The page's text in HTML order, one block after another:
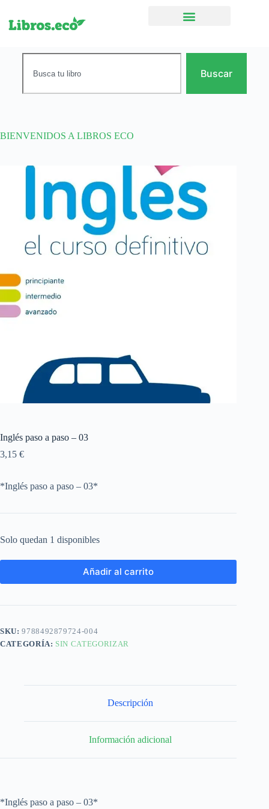
Buscar
BIENVENIDOS A LIBROS ECO
Inglés paso a paso – 03
3,15 €
*Inglés paso a paso – 03*
Solo quedan 1 disponibles
Añadir al carrito
SKU:9788492879724-004
CATEGORÍA: SIN CATEGORIZAR
Descripción
Información adicional
*Inglés paso a paso – 03*